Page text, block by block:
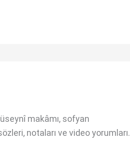
makâmı, sofyan
notaları ve video yorumları.